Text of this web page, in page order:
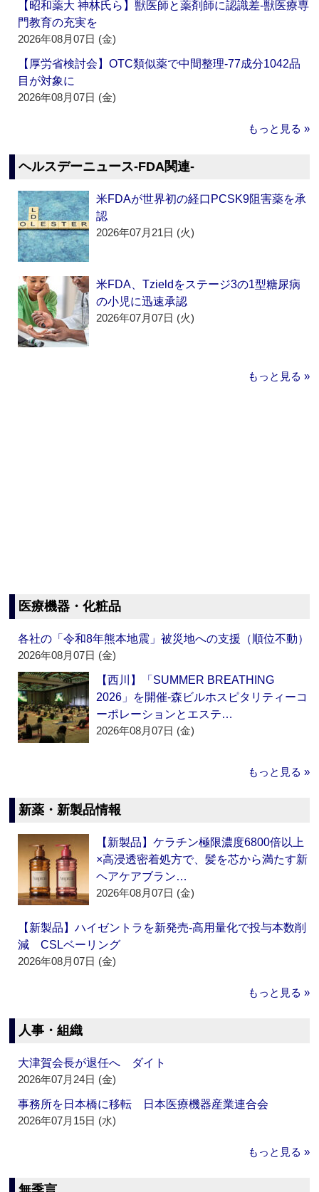
【昭和薬大 神林氏ら】獣医師と薬剤師に認識差‐獣医療専
門教育の充実を
2026年08月07日 (金)
【厚労省検討会】OTC類似薬で中間整理‐77成分1042品
目が対象に
2026年08月07日 (金)
もっと見る »
ヘルスデーニュース‐FDA関連‐
米FDAが世界初の経口PCSK9阻害薬を承
認
2026年07月21日 (火)
米FDA、Tzieldをステージ3の1型糖尿病
の小児に迅速承認
2026年07月07日 (火)
もっと見る »
医療機器・化粧品
各社の「令和8年熊本地震」被災地への支援（順位不動）
2026年08月07日 (金)
【西川】「SUMMER BREATHING
2026」を開催‐森ビルホスピタリティーコ
ーポレーションとエステ…
2026年08月07日 (金)
もっと見る »
新薬・新製品情報
【新製品】ケラチン極限濃度6800倍以上
×高浸透密着処方で、髪を芯から満たす新
ヘアケアブラン…
2026年08月07日 (金)
【新製品】ハイゼントラを新発売‐高用量化で投与本数削
減 CSLベーリング
2026年08月07日 (金)
もっと見る »
人事・組織
大津賀会長が退任へ ダイト
2026年07月24日 (金)
事務所を日本橋に移転 日本医療機器産業連合会
2026年07月15日 (水)
もっと見る »